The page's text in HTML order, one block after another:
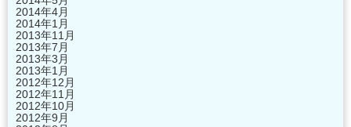
2014年4月
2014年1月
2013年11月
2013年7月
2013年3月
2013年1月
2012年12月
2012年11月
2012年10月
2012年9月